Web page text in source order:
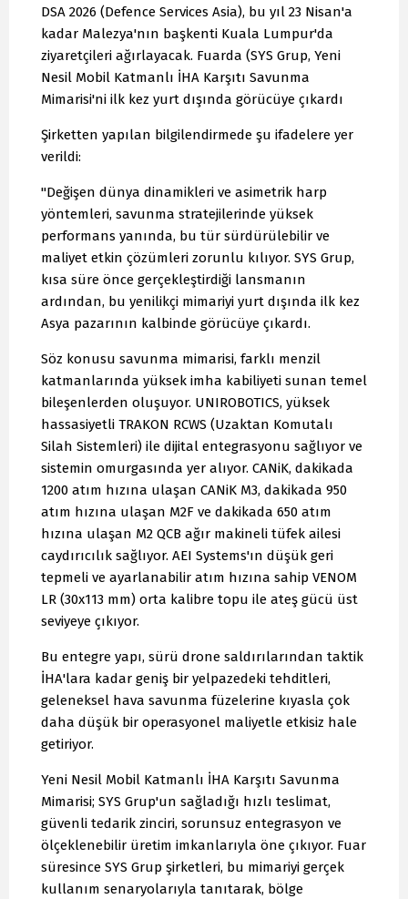
DSA 2026 (Defence Services Asia), bu yıl 23 Nisan'a
kadar Malezya'nın başkenti Kuala Lumpur'da
ziyaretçileri ağırlayacak. Fuarda (SYS Grup, Yeni
Nesil Mobil Katmanlı İHA Karşıtı Savunma
Mimarisi'ni ilk kez yurt dışında görücüye çıkardı
Şirketten yapılan bilgilendirmede şu ifadelere yer
verildi:
"Değişen dünya dinamikleri ve asimetrik harp
yöntemleri, savunma stratejilerinde yüksek
performans yanında, bu tür sürdürülebilir ve
maliyet etkin çözümleri zorunlu kılıyor. SYS Grup,
kısa süre önce gerçekleştirdiği lansmanın
ardından, bu yenilikçi mimariyi yurt dışında ilk kez
Asya pazarının kalbinde görücüye çıkardı.
Söz konusu savunma mimarisi, farklı menzil
katmanlarında yüksek imha kabiliyeti sunan temel
bileşenlerden oluşuyor. UNIROBOTICS, yüksek
hassasiyetli TRAKON RCWS (Uzaktan Komutalı
Silah Sistemleri) ile dijital entegrasyonu sağlıyor ve
sistemin omurgasında yer alıyor. CANiK, dakikada
1200 atım hızına ulaşan CANiK M3, dakikada 950
atım hızına ulaşan M2F ve dakikada 650 atım
hızına ulaşan M2 QCB ağır makineli tüfek ailesi
caydırıcılık sağlıyor. AEI Systems'ın düşük geri
tepmeli ve ayarlanabilir atım hızına sahip VENOM
LR (30x113 mm) orta kalibre topu ile ateş gücü üst
seviyeye çıkıyor.
Bu entegre yapı, sürü drone saldırılarından taktik
İHA'lara kadar geniş bir yelpazedeki tehditleri,
geleneksel hava savunma füzelerine kıyasla çok
daha düşük bir operasyonel maliyetle etkisiz hale
getiriyor.
Yeni Nesil Mobil Katmanlı İHA Karşıtı Savunma
Mimarisi; SYS Grup'un sağladığı hızlı teslimat,
güvenli tedarik zinciri, sorunsuz entegrasyon ve
ölçeklenebilir üretim imkanlarıyla öne çıkıyor. Fuar
süresince SYS Grup şirketleri, bu mimariyi gerçek
kullanım senaryolarıyla tanıtarak, bölge